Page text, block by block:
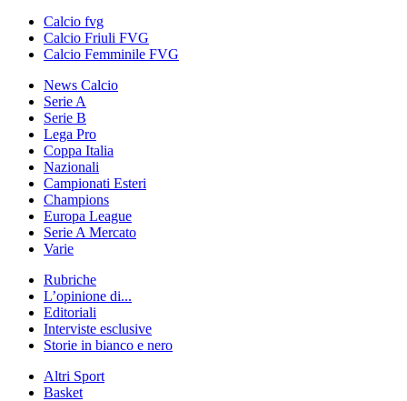
Calcio fvg
Calcio Friuli FVG
Calcio Femminile FVG
News Calcio
Serie A
Serie B
Lega Pro
Coppa Italia
Nazionali
Campionati Esteri
Champions
Europa League
Serie A Mercato
Varie
Rubriche
L’opinione di...
Editoriali
Interviste esclusive
Storie in bianco e nero
Altri Sport
Basket